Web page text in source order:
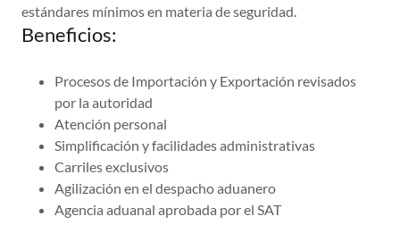
estándares mínimos en materia de seguridad.
Beneficios:
Procesos de Importación y Exportación revisados
por la autoridad
Atención personal
Simplificación y facilidades administrativas
Carriles exclusivos
Agilización en el despacho aduanero
Agencia aduanal aprobada por el SAT